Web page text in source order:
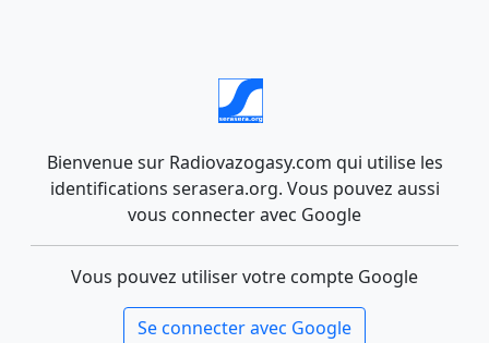
Bienvenue sur Radiovazogasy.com qui utilise les
identifications serasera.org. Vous pouvez aussi
vous connecter avec Google
Vous pouvez utiliser votre compte Google
Se connecter avec Google